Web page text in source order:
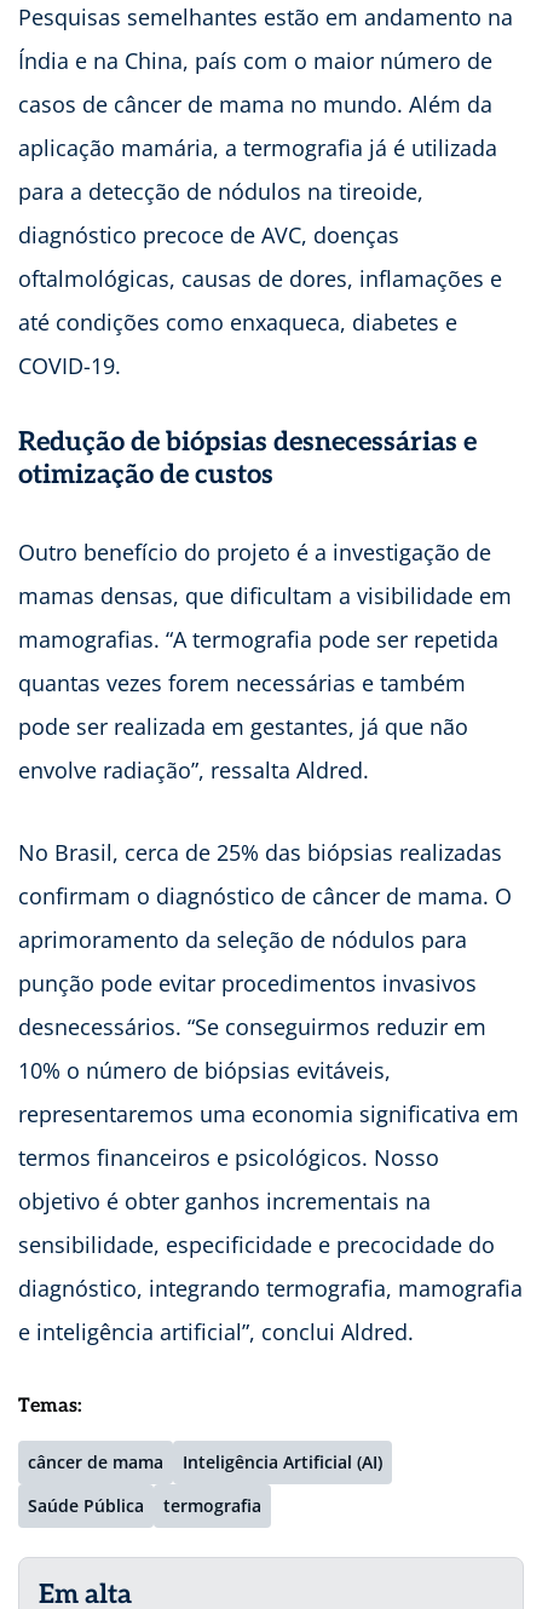
Pesquisas semelhantes estão em andamento na
Índia e na China, país com o maior número de
casos de câncer de mama no mundo. Além da
aplicação mamária, a termografia já é utilizada
para a detecção de nódulos na tireoide,
diagnóstico precoce de AVC, doenças
oftalmológicas, causas de dores, inflamações e
até condições como enxaqueca, diabetes e
COVID-19.
Redução de biópsias desnecessárias e
otimização de custos
Outro benefício do projeto é a investigação de
mamas densas, que dificultam a visibilidade em
mamografias. “A termografia pode ser repetida
quantas vezes forem necessárias e também
pode ser realizada em gestantes, já que não
envolve radiação”, ressalta Aldred.
No Brasil, cerca de 25% das biópsias realizadas
confirmam o diagnóstico de câncer de mama. O
aprimoramento da seleção de nódulos para
punção pode evitar procedimentos invasivos
desnecessários. “Se conseguirmos reduzir em
10% o número de biópsias evitáveis,
representaremos uma economia significativa em
termos financeiros e psicológicos. Nosso
objetivo é obter ganhos incrementais na
sensibilidade, especificidade e precocidade do
diagnóstico, integrando termografia, mamografia
e inteligência artificial”, conclui Aldred.
Temas:
câncer de mama
Inteligência Artificial (AI)
Saúde Pública
termografia
Em alta